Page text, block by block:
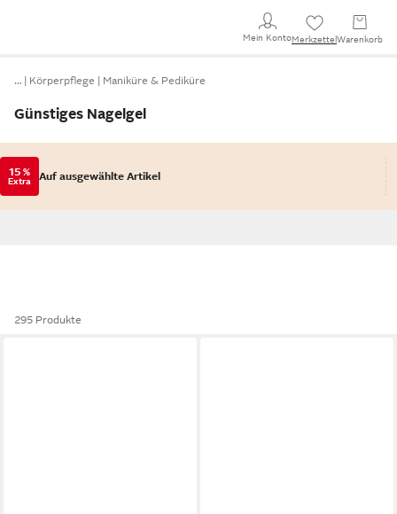
Mein KontoMerkzettel Warenkorb
… Körperpflege Maniküre & Pediküre
Günstiges Nagelgel
15 %
Extra Auf ausgewählte Artikel
295 Produkte